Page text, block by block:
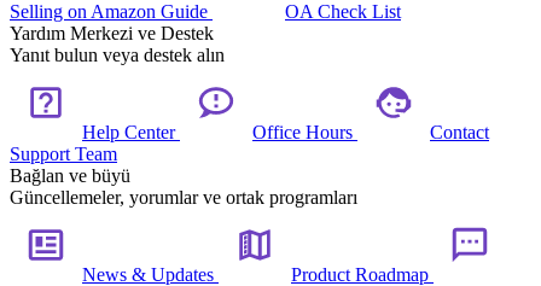
Selling on Amazon Guide
OA Check List
Yardım Merkezi ve Destek
Yanıt bulun veya destek alın
Help Center Office Hours
Contact
Support Team
Bağlan ve büyü
Güncellemeler, yorumlar ve ortak programları
News & Updates Product Roadmap